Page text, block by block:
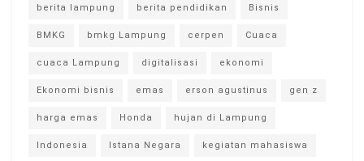
berita lampung berita pendidikan Bisnis
BMKG bmkg Lampung cerpen Cuaca
cuaca Lampung digitalisasi ekonomi
Ekonomi bisnis emas erson agustinus gen z
harga emas Honda hujan di Lampung
Indonesia Istana Negara kegiatan mahasiswa